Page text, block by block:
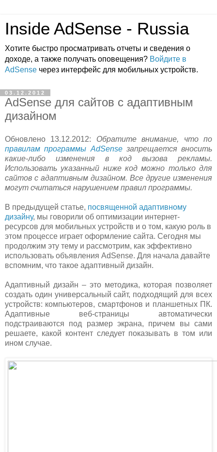
Inside AdSense - Russia
Хотите быстро просматривать отчеты и сведения о
доходе, а также получать оповещения? Войдите в
AdSense через интерфейс для мобильных устройств.
03.12.2012
AdSense для сайтов с адаптивным
дизайном
Обновлено 13.12.2012: Обратите внимание, что по
правилам программы AdSenseзапрещается вносить
какие-либо изменения в код вызова рекламы.
Использовать указанный ниже код можно только для
сайтов с адаптивным дизайном. Все другие изменения
могут считаться нарушением правил программы.
В предыдущей статье, посвященной адаптивному
дизайну, мы говорили об оптимизации интернет-
ресурсов для мобильных устройств и о том, какую роль в
этом процессе играет оформление сайта. Сегодня мы
продолжим эту тему и рассмотрим, как эффективно
использовать объявления AdSense. Для начала давайте
вспомним, что такое адаптивный дизайн.
Адаптивный дизайн – это методика, которая позволяет
создать один универсальный сайт, подходящий для всех
устройств: компьютеров, смартфонов и планшетных ПК.
Адаптивные веб-страницы автоматически
подстраиваются под размер экрана, причем вы сами
решаете, какой контент следует показывать в том или
ином случае.